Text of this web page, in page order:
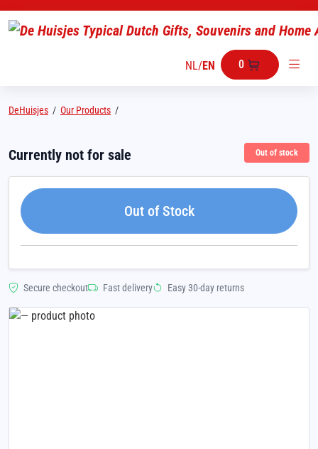
NL/EN 0
DeHuisjes / Our Products /
Currently not for sale Out of stock
Out of Stock
Secure checkout Fast delivery Easy 30-day returns